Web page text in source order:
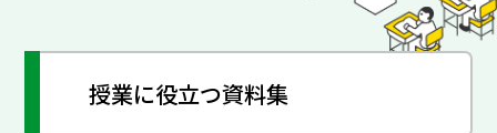
授業に役立つ資料集